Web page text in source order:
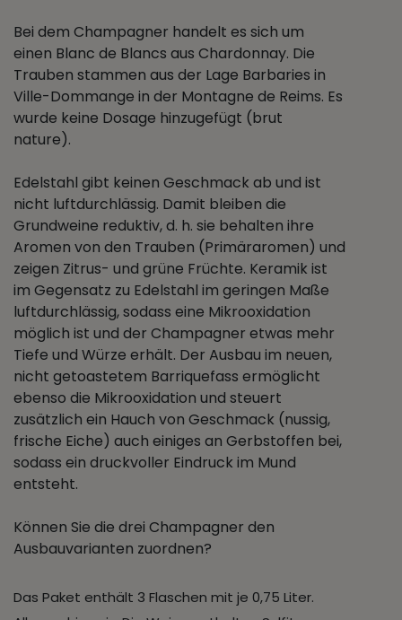
Bei dem Champagner handelt es sich um
einen Blanc de Blancs aus Chardonnay. Die
Trauben stammen aus der Lage Barbaries in
Ville-Dommange in der Montagne de Reims. Es
wurde keine Dosage hinzugefügt (brut
nature).
Edelstahl gibt keinen Geschmack ab und ist
nicht luftdurchlässig. Damit bleiben die
Grundweine reduktiv, d. h. sie behalten ihre
Aromen von den Trauben (Primäraromen) und
zeigen Zitrus- und grüne Früchte. Keramik ist
im Gegensatz zu Edelstahl im geringen Maße
luftdurchlässig, sodass eine Mikrooxidation
möglich ist und der Champagner etwas mehr
Tiefe und Würze erhält. Der Ausbau im neuen,
nicht getoastetem Barriquefass ermöglicht
ebenso die Mikrooxidation und steuert
zusätzlich ein Hauch von Geschmack (nussig,
frische Eiche) auch einiges an Gerbstoffen bei,
sodass ein druckvoller Eindruck im Mund
entsteht.
Können Sie die drei Champagner den
Ausbauvarianten zuordnen?
Das Paket enthält 3 Flaschen mit je 0,75 Liter.